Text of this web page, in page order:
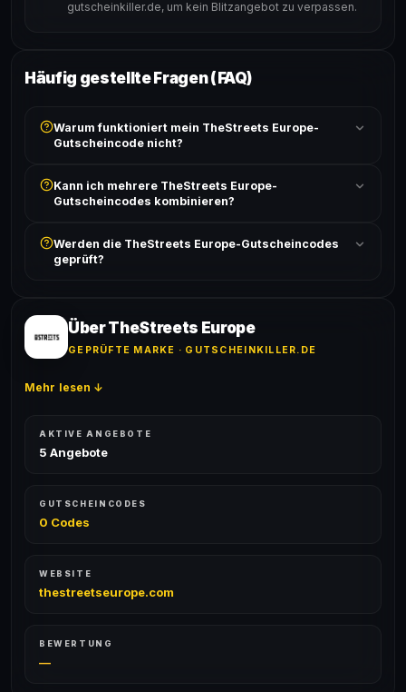
gutscheinkiller.de, um kein Blitzangebot zu verpassen.
Häufig gestellte Fragen (FAQ)
Warum funktioniert mein TheStreets Europe-
Gutscheincode nicht?
ist und ob der Code nicht für bereits reduzierte Artikel
gilt. Alle Bedingungen findest du unter „Details".
Kann ich mehrere TheStreets Europe-
Gutscheincodes kombinieren?
akzeptiert. Die Kombination mehrerer Codes ist meist
ausgeschlossen, sofern die Angebotsbedingungen
Werden die TheStreets Europe-Gutscheincodes
geprüft?
Erfolgsquote wird bei jedem Angebot angezeigt.
Über TheStreets Europe
GEPRÜFTE MARKE · GUTSCHEINKILLER.DE
Mehr lesen ↓
AKTIVE ANGEBOTE
5 Angebote
GUTSCHEINCODES
0 Codes
WEBSITE
thestreetseurope.com
BEWERTUNG
—